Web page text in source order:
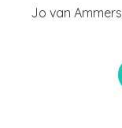
Jo van